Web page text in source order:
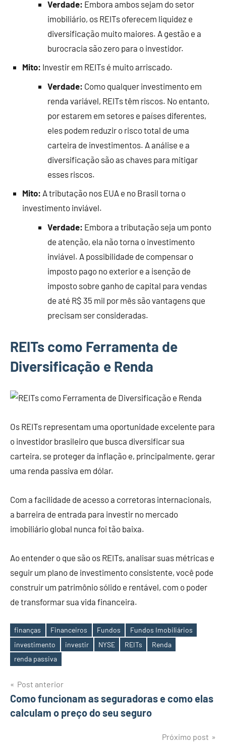
Verdade: Embora ambos sejam do setor
imobiliário, os REITs oferecem liquidez e
diversificação muito maiores. A gestão e a
burocracia são zero para o investidor.
Mito: Investir em REITs é muito arriscado.
Verdade: Como qualquer investimento em
renda variável, REITs têm riscos. No entanto,
por estarem em setores e países diferentes,
eles podem reduzir o risco total de uma
carteira de investimentos. A análise e a
diversificação são as chaves para mitigar
esses riscos.
Mito: A tributação nos EUA e no Brasil torna o
investimento inviável.
Verdade: Embora a tributação seja um ponto
de atenção, ela não torna o investimento
inviável. A possibilidade de compensar o
imposto pago no exterior e a isenção de
imposto sobre ganho de capital para vendas
de até R$ 35 mil por mês são vantagens que
precisam ser consideradas.
REITs como Ferramenta de
Diversificação e Renda
Os REITs representam uma oportunidade excelente para
o investidor brasileiro que busca diversificar sua
carteira, se proteger da inflação e, principalmente, gerar
uma renda passiva em dólar.
Com a facilidade de acesso a corretoras internacionais,
a barreira de entrada para investir no mercado
imobiliário global nunca foi tão baixa.
Ao entender o que são os REITs, analisar suas métricas e
seguir um plano de investimento consistente, você pode
construir um patrimônio sólido e rentável, com o poder
de transformar sua vida financeira.
Tags
finanças Financeiros Fundos
Fundos Imobiliários
investimento
investir NYSE REITs
Renda
renda passiva
Navegação
de
Post anterior
Como funcionam as seguradoras e como elas
calculam o preço do seu seguro
Próximo post